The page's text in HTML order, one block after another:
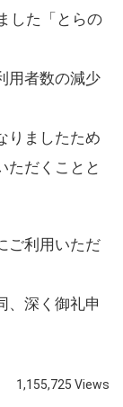
した「とらの
用者数の減少
りましたため
ただくことと
ご利用いただ
、深く御礼申
1,155,725 Views